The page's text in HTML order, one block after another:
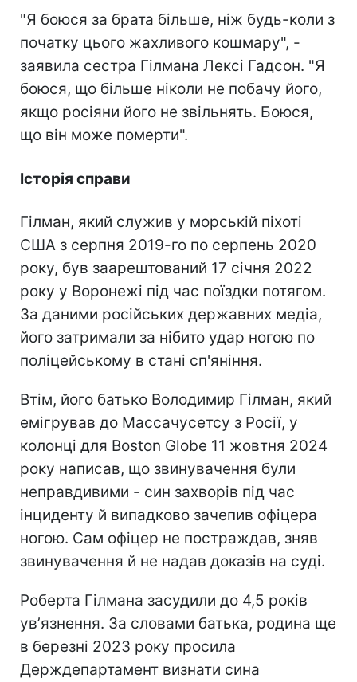
"Я боюся за брата більше, ніж будь-коли з
початку цього жахливого кошмару", -
заявила сестра Гілмана Лексі Гадсон. "Я
боюся, що більше ніколи не побачу його,
якщо росіяни його не звільнять. Боюся,
що він може померти".
Історія справи
Гілман, який служив у морській піхоті
США з серпня 2019-го по серпень 2020
року, був заарештований 17 січня 2022
року у Воронежі під час поїздки потягом.
За даними російських державних медіа,
його затримали за нібито удар ногою по
поліцейському в стані сп'яніння.
Втім, його батько Володимир Гілман, який
емігрував до Массачусетсу з Росії, у
колонці для Boston Globe 11 жовтня 2024
року написав, що звинувачення були
неправдивими - син захворів під час
інциденту й випадково зачепив офіцера
ногою. Сам офіцер не постраждав, зняв
звинувачення й не надав доказів на суді.
Роберта Гілмана засудили до 4,5 років
увʼязнення. За словами батька, родина ще
в березні 2023 року просила
Держдепартамент визнати сина